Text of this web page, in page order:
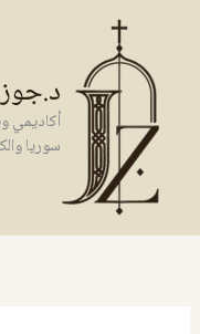
المحتوى
سوريا